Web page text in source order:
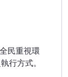
民重視環
行方式。